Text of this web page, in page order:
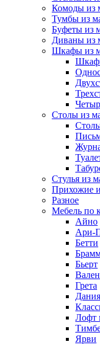
Комоды из
Тумбы из
Буфеты из
Диваны из
Шкафы из
Столы из
Стулья из
Прихожие
Разное
Мебель по
Айно
Ари-
Бетти
Бьерт
Грета
Дания
Лофт
Ярви